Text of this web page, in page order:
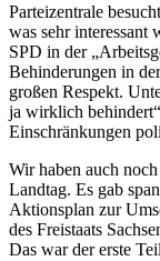
Parteizentrale
was sehr interessant
SPD in der
Behinderungen in
großen Respekt.
ja wirklich
Einschränkungen
Wir haben auch
Landtag. Es gab
Aktionsplan zur
des Freistaats
Das war der erste